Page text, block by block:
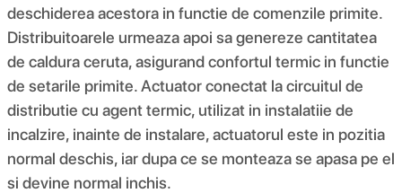
deschiderea acestora in functie de comenzile primite.
Distribuitoarele urmeaza apoi sa genereze cantitatea
de caldura ceruta, asigurand confortul termic in functie
de setarile primite. Actuator conectat la circuitul de
distributie cu agent termic, utilizat in instalatiie de
incalzire, inainte de instalare, actuatorul este in pozitia
normal deschis, iar dupa ce se monteaza se apasa pe el
si devine normal inchis.